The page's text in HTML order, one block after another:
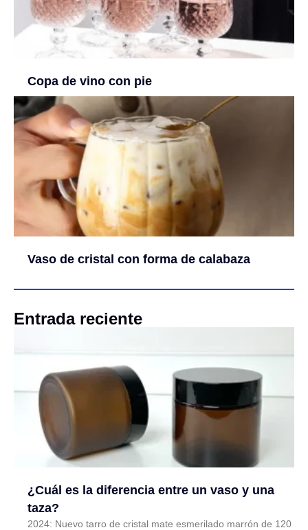
Copa de vino con pie
Vaso de cristal con forma de calabaza
Entrada reciente
¿Cuál es la diferencia entre un vaso y una
taza?
2024: Nuevo tarro de cristal mate esmerilado marrón de 120